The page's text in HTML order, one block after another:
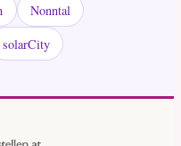
Nonntal
solarCity